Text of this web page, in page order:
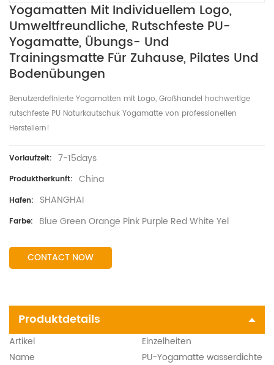
Yogamatten Mit Individuellem Logo,
Umweltfreundliche, Rutschfeste PU-
Yogamatte, Übungs- Und
Trainingsmatte Für Zuhause, Pilates Und
Bodenübungen
Benutzerdefinierte Yogamatten mit Logo, Großhandel hochwertige
rutschfeste PU Naturkautschuk Yogamatte von professionellen
Herstellern!
Vorlaufzeit: 7-15days
Produktherkunft: China
Hafen: SHANGHAI
Farbe: Blue Green Orange Pink Purple Red White Yel
CONTACT NOW
Produktdetails
Artikel
Einzelheiten
Name
PU-Yogamatte wasserdichte